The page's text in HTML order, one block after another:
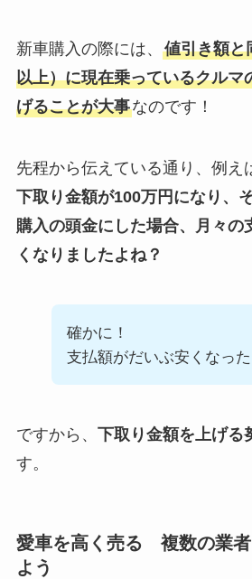
新車購入の際には、 値引き額と
以上）に現在乗っているクルマ
げることが大事なのです！
先程から伝えている通り、例え
下取り金額が100万円になり、
購入の頭金にした場合、月々の
くなりましたよね？
確かに！
支払額がだいぶ安くなった
ですから、 下取り金額を上げる
す。
愛車を高く売る 複数の業
よう